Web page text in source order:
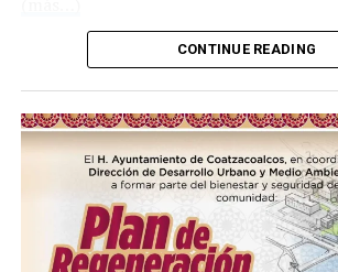
Me gusta esto:
CONTINUE READING